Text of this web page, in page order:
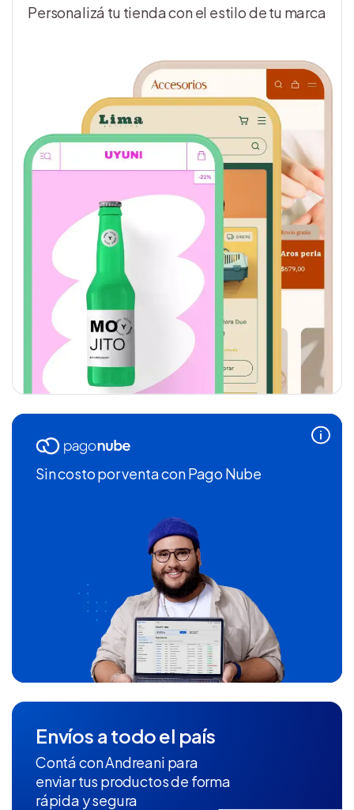
Personalizá tu tienda con el estilo de tu marca
Sin costo por ventacon Pago Nube
Envíos a todo el país
Contá con Andreani para
enviar tus productos de forma
rápida y segura